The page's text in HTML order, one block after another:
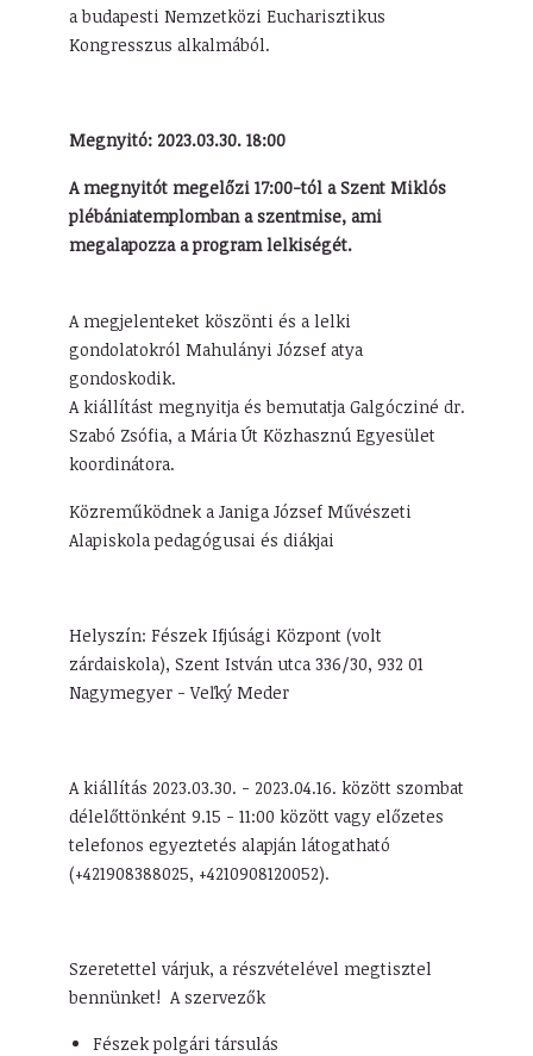
a budapesti Nemzetközi Eucharisztikus
Kongresszus alkalmából.
Megnyitó: 2023.03.30. 18:00
A megnyitót megelőzi 17:00-tól a Szent Miklós
plébániatemplomban a szentmise, ami
megalapozza a program lelkiségét.
A megjelenteket köszönti és a lelki
gondolatokról Mahulányi József atya
gondoskodik.
A kiállítást megnyitja és bemutatja Galgócziné dr.
Szabó Zsófia, a Mária Út Közhasznú Egyesület
koordinátora.
Közreműködnek a Janiga József Művészeti
Alapiskola pedagógusai és diákjai
Helyszín: Fészek Ifjúsági Központ (volt
zárdaiskola), Szent István utca 336/30, 932 01
Nagymegyer - Veľký Meder
A kiállítás 2023.03.30. - 2023.04.16. között szombat
délelőttönként 9.15 - 11:00 között vagy előzetes
telefonos egyeztetés alapján látogatható
(+421908388025, +4210908120052).
Szeretettel várjuk, a részvételével megtisztel
bennünket! A szervezők
Fészek polgári társulás